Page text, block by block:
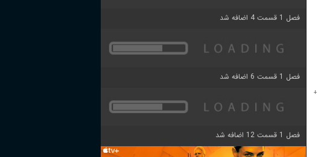
+
فصل 1 قسمت 4 اضافه شد
فصل 1 قسمت 6 اضافه شد
فصل 1 قسمت 12 اضافه شد